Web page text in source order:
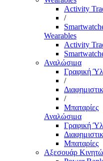
Activity
/
Wearables
Activity
Αναλώσιμα
Γραφική
/
/
Μπαταρίες
Αναλώσιμα
Γραφική
Μπαταρίες
Αξεσουάρ